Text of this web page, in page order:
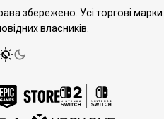
збережено. Усі торгові марки
власників.